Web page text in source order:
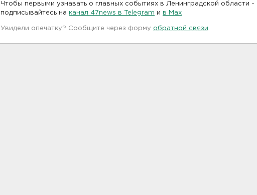
Чтобы первыми узнавать о главных событиях в Ленинградской области -
подписывайтесь на канал 47news в Telegram и в Maх
Увидели опечатку? Сообщите через форму обратной связи